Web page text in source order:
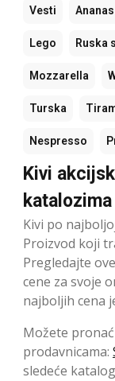
Vesti Ananas
Lego Ruska
Mozzarella
Turska
Nespresso
Kivi
katalozima
Kivi po
Proizvod koji
Pregledajte
cene za svoje
najboljih cena
Možete
prodavnicama:
sledeće